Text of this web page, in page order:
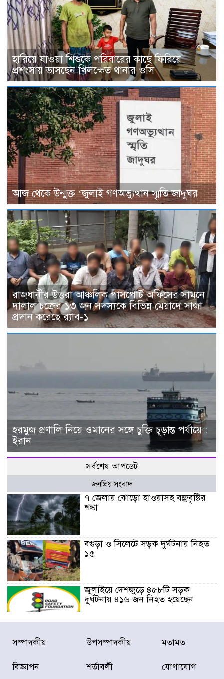
হারিয়ে যাওয়া শিশুকে পরিবারের কাছে ফিরিয়ে
প্রশংসায় ভাসছেন খিলক্ষেত থানার ওসি
আজ থেকে উন্মুক্ত ‘জুলাই গণঅভ্যুত্থান স্মৃতি জাদুঘর
রাজধানীর উত্তরা আঞ্চলিক পাসপোর্ট অফিসের সামনে
দালাল চক্রের ১৩ জন সদস্যকে বিভিন্ন মেয়াদে সাজা
প্রদান করেছে র‌্যাব-১
হরমুজ প্রণালি নিয়ে ওমানের সঙ্গে চুক্তি চূড়ান্ত পর্যায়ে :
ইরান
সর্বশেষ আপডেট
জনপ্রিয় সংবাদ
৭ জেলায় ঝোড়ো হাওয়াসহ বজ্রবৃষ্টির
শঙ্কা
বগুড়া ও সিলেটে সড়ক দুর্ঘটনায় নিহত
১৫
জুলাইয়ে দেশজুড়ে ৪৫৮টি সড়ক
দুর্ঘটনায় ৪১৬ জন নিহত হয়েছেন
হারিয়ে যাওয়া শিশুকে পরিবারের কাছে
ফিরিয়ে প্রশংসায় ভাসছেন খিলক্ষেত
সম্পাদকীয় উপসম্পাদকীয় মতামত
বিজ্ঞাপন শর্তাবলী যোগাযোগ